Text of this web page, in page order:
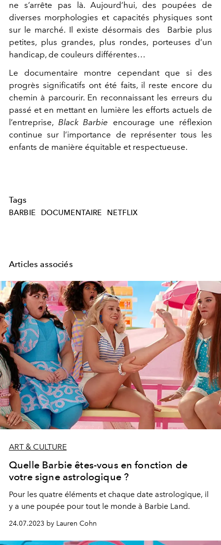
ne s’arrête pas là. Aujourd’hui, des poupées de
diverses morphologies et capacités physiques sont
sur le marché. Il existe désormais des Barbie plus
petites, plus grandes, plus rondes, porteuses d’un
handicap, de couleurs différentes…
Le documentaire montre cependant que si des
progrès significatifs ont été faits, il reste encore du
chemin à parcourir. En reconnaissant les erreurs du
passé et en mettant en lumière les efforts actuels de
l’entreprise, Black Barbie encourage une réflexion
continue sur l’importance de représenter tous les
enfants de manière équitable et respectueuse.
Tags
BARBIE DOCUMENTAIRE NETFLIX
Articles associés
ART & CULTURE
Quelle Barbie êtes-vous en fonction de
votre signe astrologique ?
Pour les quatre éléments et chaque date astrologique, il
y a une poupée pour tout le monde à Barbie Land.
24.07.2023 by Lauren Cohn